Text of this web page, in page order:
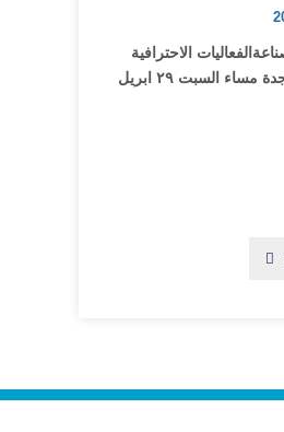
الاحترافية‬
‏لقاء_معايدة‬📍جدة مساء السبت ٢٩ ابريل